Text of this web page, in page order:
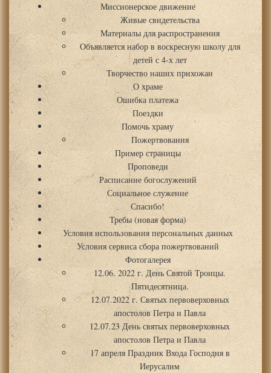
Миссионерское движение
Живые свидетельства
Материалы для распространения
Объявляется набор в воскресную школу для
детей с 4-х лет
Творчество наших прихожан
О храме
Ошибка платежа
Поездки
Помочь храму
Пожертвования
Пример страницы
Проповеди
Расписание богослужений
Социальное служение
Спасибо!
Требы (новая форма)
Условия использования персональных данных
Условия сервиса сбора пожертвований
Фотогалерея
12.06. 2022 г. День Святой Троицы.
Пятидесятница.
12.07.2022 г. Святых первоверховных
апостолов Петра и Павла
12.07.23 День святых первоверховных
апостолов Петра и Павла
17 апреля Праздник Входа Господня в
Иерусалим